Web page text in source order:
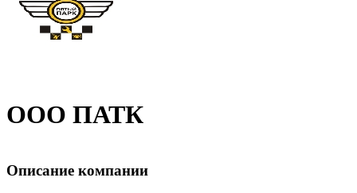
ООО ПАТК
Описание компании